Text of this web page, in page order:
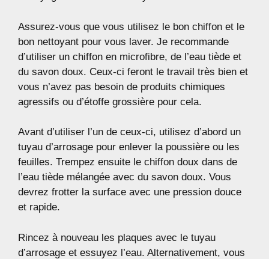
Assurez-vous que vous utilisez le bon chiffon et le
bon nettoyant pour vous laver. Je recommande
d’utiliser un chiffon en microfibre, de l’eau tiède et
du savon doux. Ceux-ci feront le travail très bien et
vous n’avez pas besoin de produits chimiques
agressifs ou d’étoffe grossière pour cela.
Avant d’utiliser l’un de ceux-ci, utilisez d’abord un
tuyau d’arrosage pour enlever la poussière ou les
feuilles. Trempez ensuite le chiffon doux dans de
l’eau tiède mélangée avec du savon doux. Vous
devrez frotter la surface avec une pression douce
et rapide.
Rincez à nouveau les plaques avec le tuyau
d’arrosage et essuyez l’eau. Alternativement, vous